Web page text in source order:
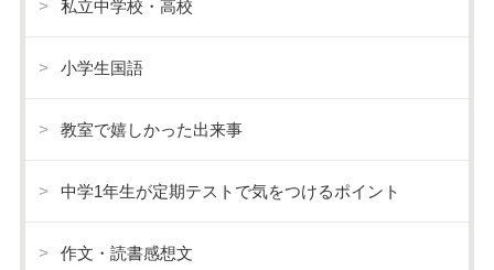
私立中学校・高校
小学生国語
教室で嬉しかった出来事
中学1年生が定期テストで気をつけるポイント
作文・読書感想文